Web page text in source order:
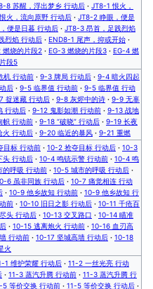
8 苏醒，浮出梦乡 行动后 · JT8-1 恨火，
火，流向原野 行动后 · JT8-2 睁眼，便是
便是日暮 行动后 · JT8-3 昂首，足践烈焰
烈焰 行动后 · END8-1 尾声，抑或开始 ·
燃烧的片段2 · EG-3 燃烧的片段3 · EG-4 燃
段5
机 行动前 · 9-3 牌局 行动后 · 9-4 暗火四起
后 · 9-5 临界值 行动前 · 9-5 临界值 行动
捉迷藏 行动后 · 9-8 灰烬中的诗 · 9-9 无辜
行动后 · 9-12 鬼影如潮 行动前 · 9-13 战地
帜 行动前 · 9-18 “破晓” 行动后 · 9-19 长夜
火 行动后 · 9-20 临近的暴风 · 9-21 重燃
目标 行动前 · 10-2 抢夺目标 行动后 · 10-3
头 行动后 · 10-4 鸣铳示警 行动前 · 10-4 鸣
的呼吸 行动前 · 10-5 城市的呼吸 行动后 ·
6 虽非同族 行动后 · 10-7 痛觉相连 行动
· 10-9 他乡故知 行动前 · 10-9 他乡故知 行
前 · 10-10 旧日之影 行动后 · 10-11 千疮百
头 行动后 · 10-13 交叉路口 · 10-14 瞄准
· 10-15 逃离炮火 行动前 · 10-16 血刃高
行动前 · 10-17 坚城高墙 行动后 · 10-18
火
1 维护荣耀 行动后 · 11-2 一丝光亮 行动
· 11-3 蒸汽升腾 行动前 · 11-3 蒸汽升腾 行
5 等价交换 行动前 · 11-5 等价交换 行动后 ·